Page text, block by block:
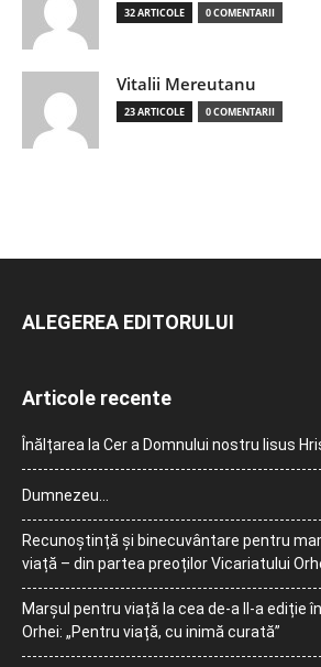
32 ARTICOLE 0 COMENTARII
Vitalii Mereutanu
23 ARTICOLE 0 COMENTARII
ALEGEREA EDITORULUI
Articole recente
Înălțarea la Cer a Domnului nostru Iisus
Dumnezeu…
Recunoștință și binecuvântare pentru
viață – din partea preoților Vicariatului
Marșul pentru viață la cea de-a II-a ediție
Orhei: „Pentru viață, cu inimă curată”